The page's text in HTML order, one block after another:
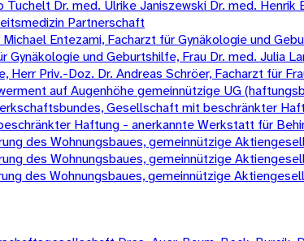
Dr. med. Ulrike Janiszewski Dr. med.
Partnerschaft
Entezami, Facharzt für Gynäkologie und
und Geburtshilfe, Frau Dr. med. Julia
Herr Priv.-Doz. Dr. Andreas Schröer, Facharzt für
auf Augenhöhe gemeinnützige UG
Gesellschaft mit beschränkter
Haftung - anerkannte Werkstatt für
des Wohnungsbaues, gemeinnützige
des Wohnungsbaues, gemeinnützige
des Wohnungsbaues, gemeinnützige